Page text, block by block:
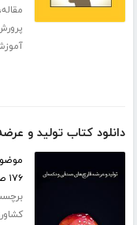
مقاله
دانلود کتاب تولید و
۱۷۶ صفحه